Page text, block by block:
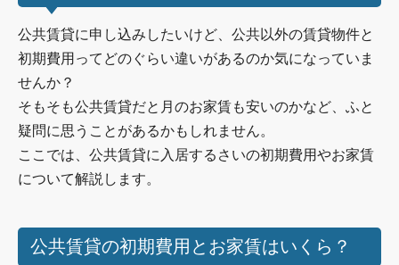
公共賃貸に申し込みしたいけど、公共以外の賃貸物件と
初期費用ってどのぐらい違いがあるのか気になっていま
せんか？
そもそも公共賃貸だと月のお家賃も安いのかなど、ふと
疑問に思うことがあるかもしれません。
ここでは、公共賃貸に入居するさいの初期費用やお家賃
について解説します。
公共賃貸の初期費用とお家賃はいくら？